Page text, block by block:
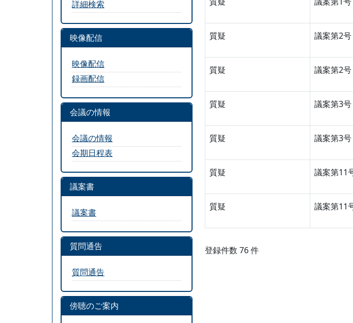
質疑 議案第2
質疑 議案第2
質疑 議案第3
質疑 議案第3
質疑 議案第11
質疑 議案第11
登録件数 76 件
詳細検索
映像配信
映像配信
録画配信
会議の情報
会議の情報
会期日程表
議案書
議案書
質問通告
質問通告
傍聴のご案内